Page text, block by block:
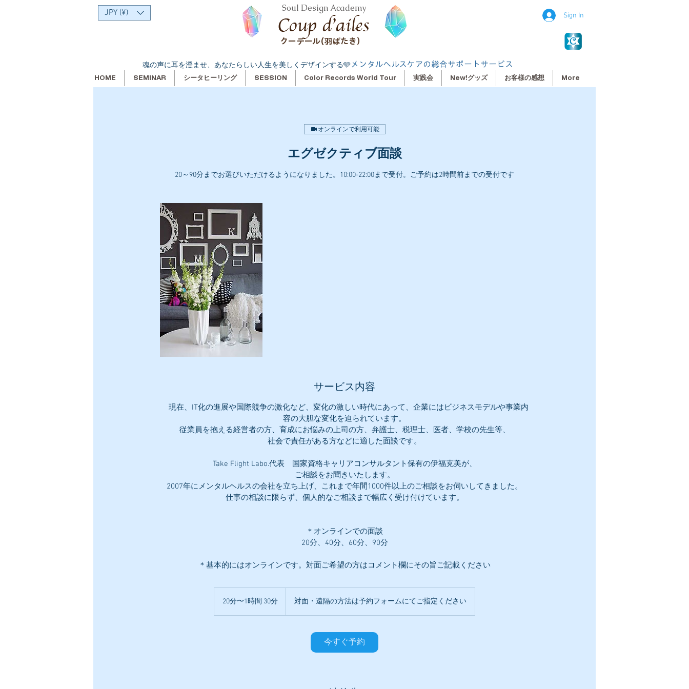
JPY (¥) Soul Design Academy
クーデール(羽ばたき）
Sign In
魂の声に耳を澄ませ、あなたらしい人生を美しくデザインする🩵 メンタルヘルスケアの総合サポートサービス
HOME SEMINAR シータヒーリング SESSION Color Records World Tour 実践会 New!グッズ お客様の感想 More
オンラインで利用可能
エグゼクティブ面談
20～90分までお選びいただけるようになりました。10:00-22:00まで受付。ご予約は2時間前までの受付です
サービス内容
現在、IT化の進展や国際競争の激化など、変化の激しい時代にあって、企業にはビジネスモデルや事業内
容の大胆な変化を迫られています。
従業員を抱える経営者の方、育成にお悩みの上司の方、弁護士、税理士、医者、学校の先生等、
社会で責任がある方などに適した面談です。
Take Flight Labo.代表 国家資格キャリアコンサルタント保有の伊福克美が、
ご相談をお聞きいたします。
2007年にメンタルヘルスの会社を立ち上げ、これまで年間1000件以上のご相談をお伺いしてきました。
仕事の相談に限らず、個人的なご相談まで幅広く受け付けています。
＊オンラインでの面談
20分、40分、60分、90分
＊基本的にはオンラインです。対面ご希望の方はコメント欄にその旨ご記載ください
20分〜1時間 30分 対面・遠隔の方法は予約フォームにてご指定ください
今すぐ予約